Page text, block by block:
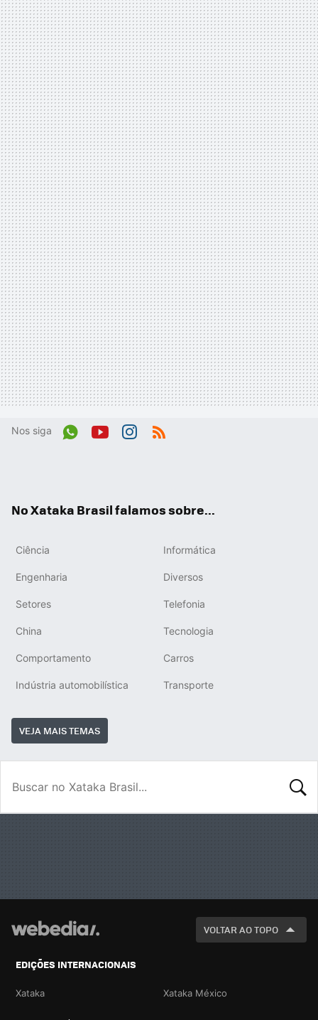
Nos siga
No Xataka Brasil falamos sobre...
Ciência Informática
Engenharia Diversos
Setores Telefonia
China Tecnologia
Comportamento Carros
Indústria automobilística Transporte
VEJA MAIS TEMAS
VOLTAR AO TOPO
EDIÇÕES INTERNACIONAIS
Xataka Xataka México